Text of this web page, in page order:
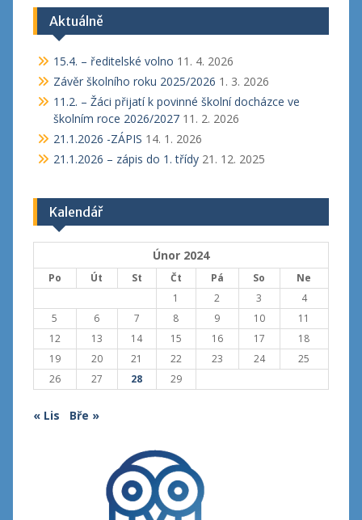
Aktuálně
15.4. – ředitelské volno 11. 4. 2026
Závěr školního roku 2025/2026 1. 3. 2026
11.2. – Žáci přijatí k povinné školní docházce ve
školním roce 2026/2027 11. 2. 2026
21.1.2026 -ZÁPIS 14. 1. 2026
21.1.2026 – zápis do 1. třídy 21. 12. 2025
Kalendář
Únor 2024
Po Út St Čt Pá So
Ne
1
2 3
4
5
6 7 8 9 10
11
12
13 14 15 16 17
18
19
20 21 22 23 24
25
26
27 28 29
« Lis Bře »